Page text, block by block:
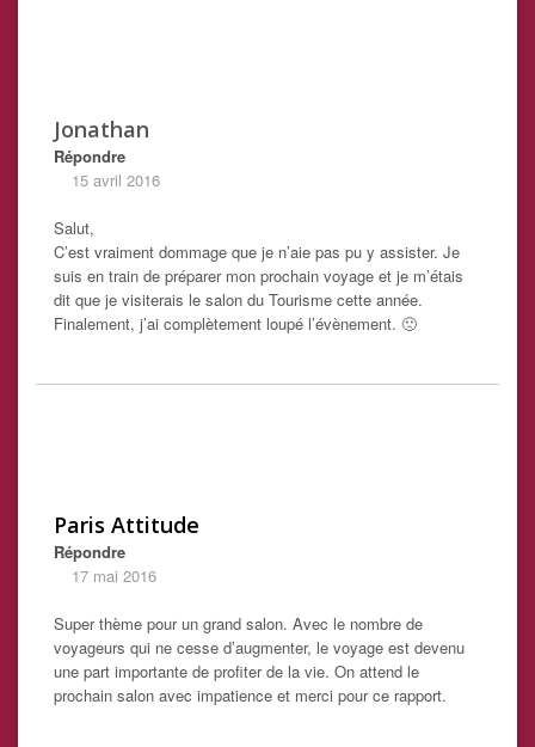
Jonathan
Répondre
15 avril 2016
Salut,
C’est vraiment dommage que je n’aie pas pu y assister. Je
suis en train de préparer mon prochain voyage et je m’étais
dit que je visiterais le salon du Tourisme cette année.
Finalement, j’ai complètement loupé l’évènement. 🙁
Paris Attitude
Répondre
17 mai 2016
Super thème pour un grand salon. Avec le nombre de
voyageurs qui ne cesse d’augmenter, le voyage est devenu
une part importante de profiter de la vie. On attend le
prochain salon avec impatience et merci pour ce rapport.